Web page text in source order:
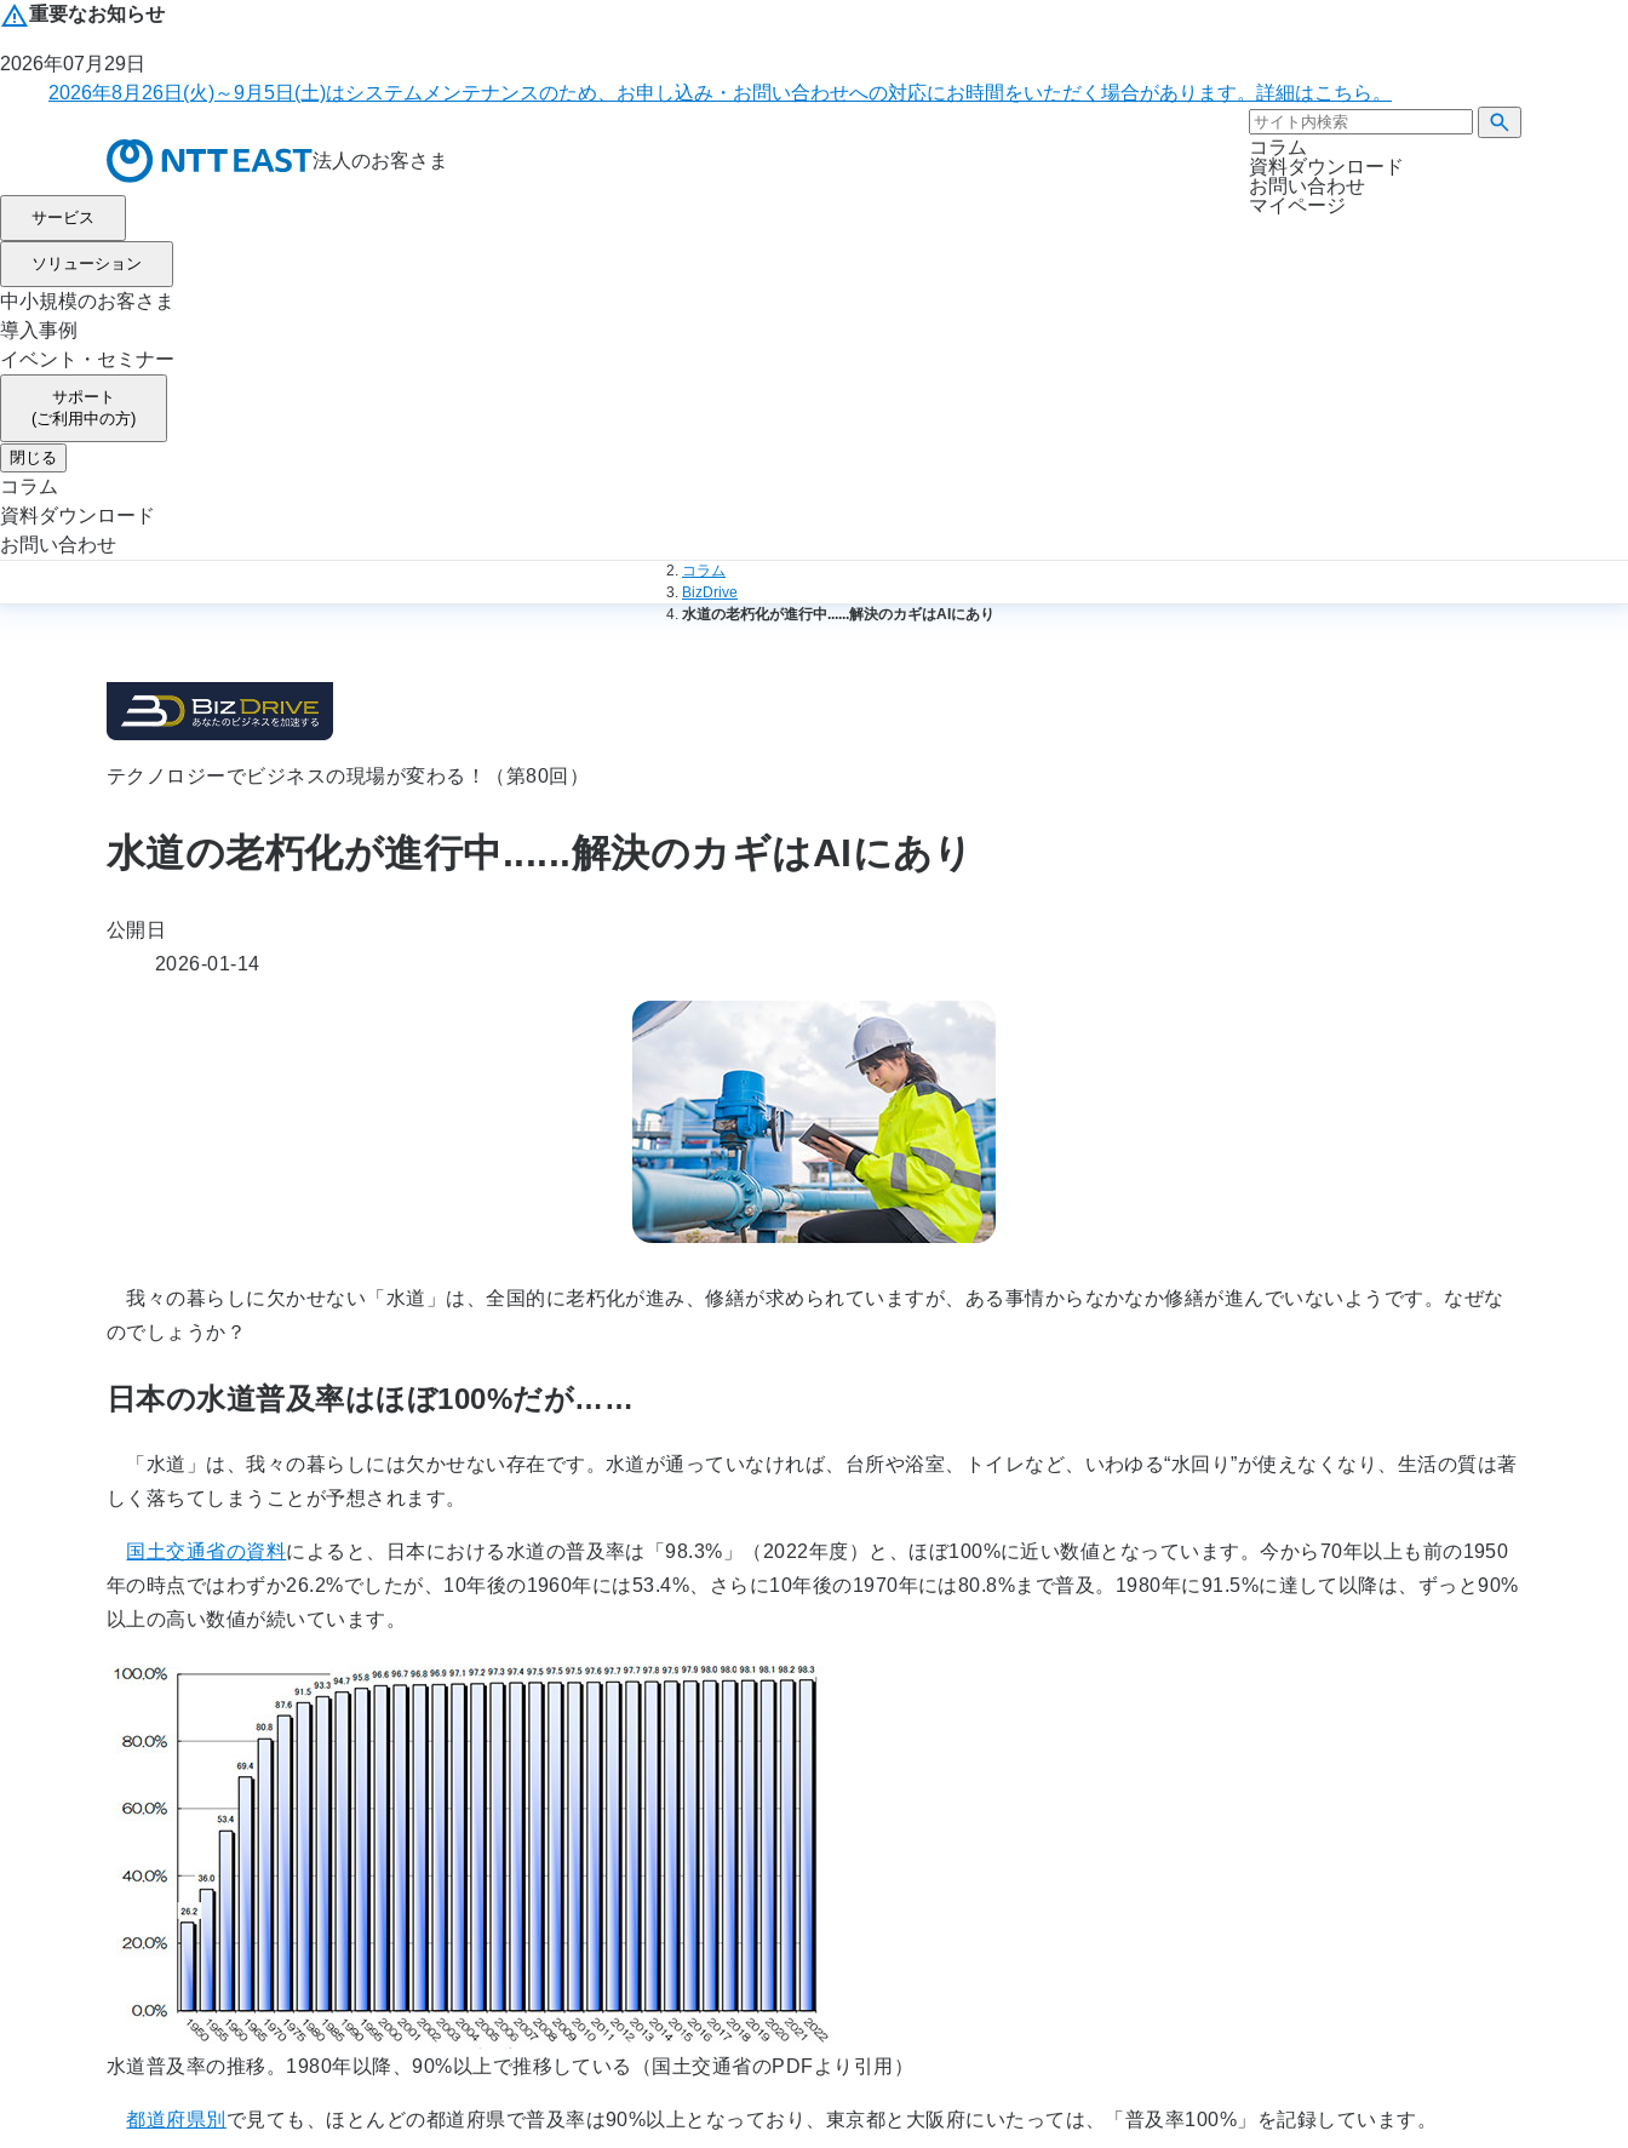
重要なお知らせ
2026年07月29日
2026年8月26日(火)～9月5日(土)はシステムメンテナンスのため、お申し込み・お問い合わせへの対応にお時間をいただく場合があります。詳細はこちら。
法人のお客さま
コラム
資料ダウンロード
お問い合わせ
マイページ
サービス
ソリューション
中小規模のお客さま
導入事例
イベント・セミナー
サポート
(ご利用中の方)
閉じる
コラム
資料ダウンロード
お問い合わせ
コラム
BizDrive
水道の老朽化が進行中......解決のカギはAIにあり
テクノロジーでビジネスの現場が変わる！（第80回）
水道の老朽化が進行中......解決のカギはAIにあり
公開日
2026-01-14
我々の暮らしに欠かせない「水道」は、全国的に老朽化が進み、修繕が求められていますが、ある事情からなかなか修繕が進んでいないようです。なぜな
のでしょうか？
日本の水道普及率はほぼ100%だが……
「水道」は、我々の暮らしには欠かせない存在です。水道が通っていなければ、台所や浴室、トイレなど、いわゆる“水回り”が使えなくなり、生活の質は著
しく落ちてしまうことが予想されます。
国土交通省の資料によると、日本における水道の普及率は「98.3%」（2022年度）と、ほぼ100%に近い数値となっています。今から70年以上も前の1950
年の時点ではわずか26.2%でしたが、10年後の1960年には53.4%、さらに10年後の1970年には80.8%まで普及。1980年に91.5%に達して以降は、ずっと90%
以上の高い数値が続いています。
水道普及率の推移。1980年以降、90%以上で推移している（国土交通省のPDFより引用）
都道府県別 で見ても、ほとんどの都道府県で普及率は90%以上となっており、東京都と大阪府にいたっては、「普及率100%」を記録しています。